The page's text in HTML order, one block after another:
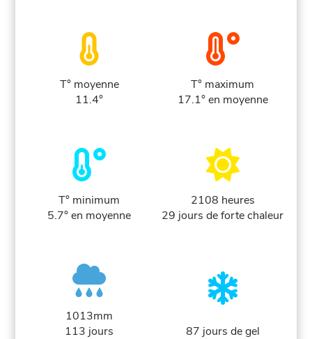
T° moyenne
11.4°
T° maximum
17.1° en moyenne
T° minimum
5.7° en moyenne
2108 heures
29 jours de forte chaleur
1013mm
113 jours
87 jours de gel